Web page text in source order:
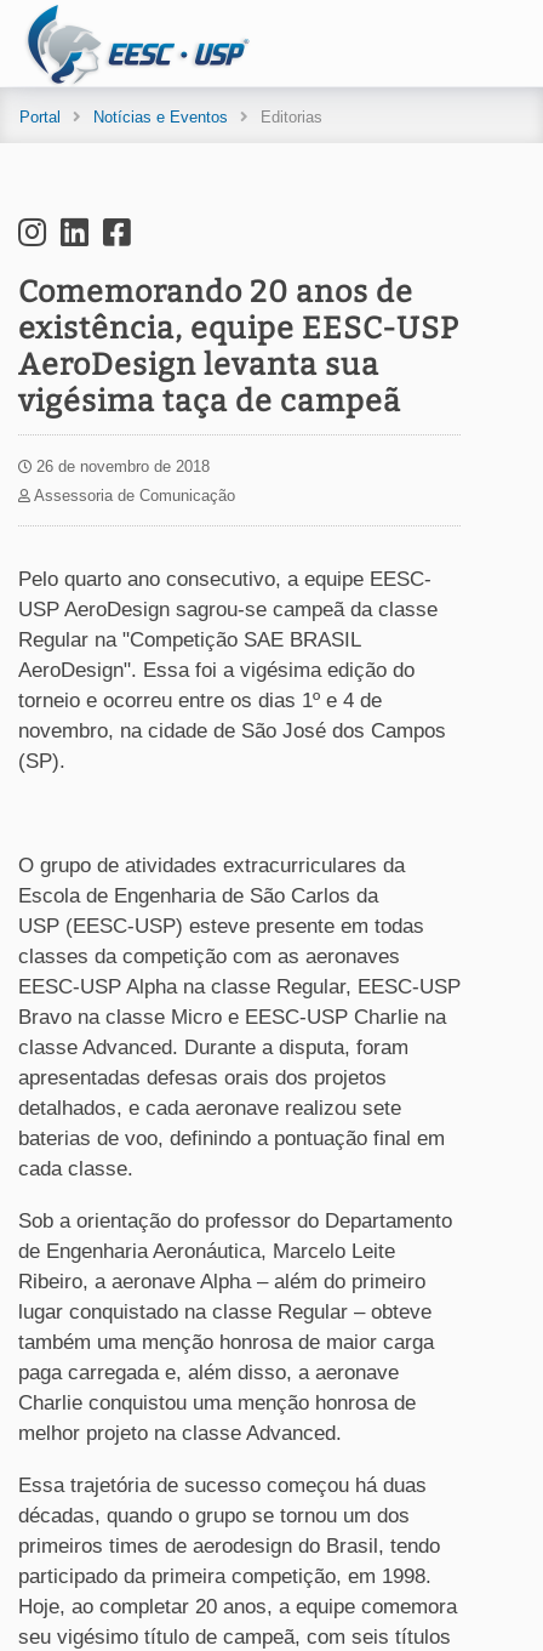
Portal Notícias e Eventos Editorias
Comemorando 20 anos de
existência, equipe EESC-USP
AeroDesign levanta sua
vigésima taça de campeã
26 de novembro de 2018
Assessoria de Comunicação
Pelo quarto ano consecutivo, a equipe EESC-
USP AeroDesign sagrou-se campeã da classe
Regular na "Competição SAE BRASIL
AeroDesign". Essa foi a vigésima edição do
torneio e ocorreu entre os dias 1º e 4 de
novembro, na cidade de São José dos Campos
(SP).
O grupo de atividades extracurriculares da
Escola de Engenharia de São Carlos da
USP (EESC-USP) esteve presente em todas
classes da competição com as aeronaves
EESC-USP Alpha na classe Regular, EESC-USP
Bravo na classe Micro e EESC-USP Charlie na
classe Advanced. Durante a disputa, foram
apresentadas defesas orais dos projetos
detalhados, e cada aeronave realizou sete
baterias de voo, definindo a pontuação final em
cada classe.
Sob a orientação do professor do Departamento
de Engenharia Aeronáutica, Marcelo Leite
Ribeiro, a aeronave Alpha – além do primeiro
lugar conquistado na classe Regular – obteve
também uma menção honrosa de maior carga
paga carregada e, além disso, a aeronave
Charlie conquistou uma menção honrosa de
melhor projeto na classe Advanced.
Essa trajetória de sucesso começou há duas
décadas, quando o grupo se tornou um dos
primeiros times de aerodesign do Brasil, tendo
participado da primeira competição, em 1998.
Hoje, ao completar 20 anos, a equipe comemora
seu vigésimo título de campeã, com seis títulos